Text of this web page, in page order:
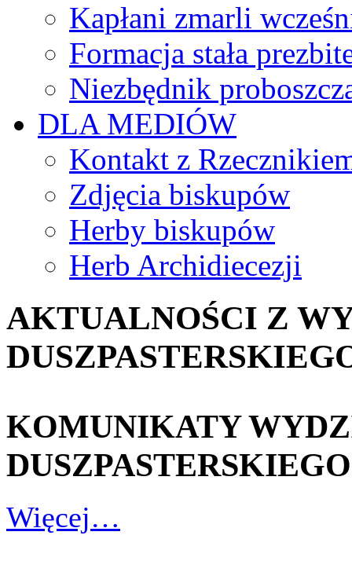
Kapłani zmarli
Formacja stała
Niezbędnik
DLA MEDIÓW
Kontakt z
Zdjęcia biskupów
Herby biskupów
Herb Archidiecezji
AKTUALNOŚCI Z
KOMUNIKATY
Więcej…